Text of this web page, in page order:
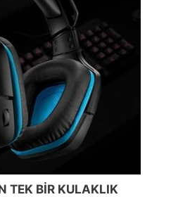
TEK BİR KULAKLIK